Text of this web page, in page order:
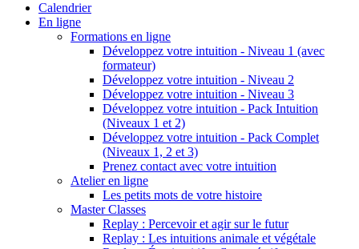
Calendrier
En ligne
Formations en ligne
Développez votre intuition - Niveau 1 (avec
formateur)
Développez votre intuition - Niveau 2
Développez votre intuition - Niveau 3
Développez votre intuition - Pack Intuition
(Niveaux 1 et 2)
Développez votre intuition - Pack Complet
(Niveaux 1, 2 et 3)
Prenez contact avec votre intuition
Atelier en ligne
Les petits mots de votre histoire
Master Classes
Replay : Percevoir et agir sur le futur
Replay : Les intuitions animale et végétale